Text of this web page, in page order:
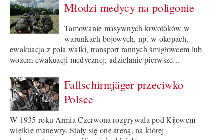
Młodzi medycy na poligonie
Tamowanie masywnych krwotoków w
warunkach bojowych, np. w okopach,
ewakuacja z pola walki, transport rannych śmigłowcem lub
wozem ewakuacji medycznej, udzielanie pierwsze...
Fallschirmjäger przeciwko
Polsce
W 1935 roku Armia Czerwona rozgrywała pod Kijowem
wielkie manewry. Stały się one areną, na której